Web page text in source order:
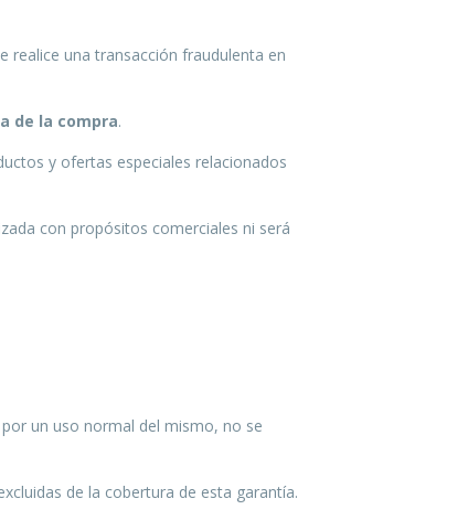
realice una transacción fraudulenta en
de la compra.
y ofertas especiales relacionados
con propósitos comerciales ni será
un uso normal del mismo, no se
de la cobertura de esta garantía.